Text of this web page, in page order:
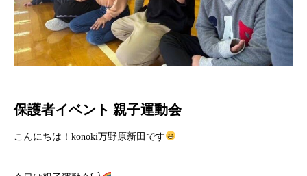
保護者イベント 親子運動会
こんにちは！konoki万野原新田です